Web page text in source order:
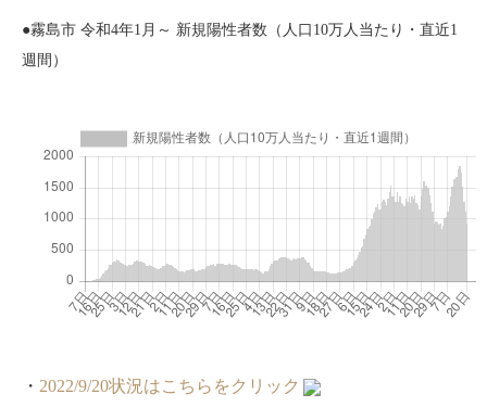
●霧島市 令和4年1月～ 新規陽性者数（人口10万人当たり・直近1
週間）
・ 2022/9/20状況はこちらをクリック